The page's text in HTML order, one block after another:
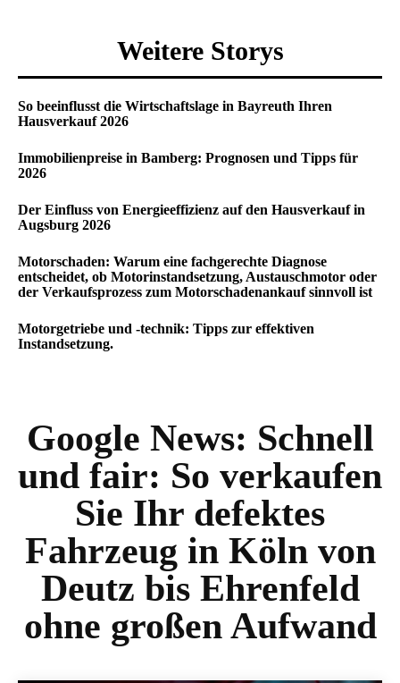
Weitere Storys
So beeinflusst die Wirtschaftslage in Bayreuth Ihren
Hausverkauf 2026
Immobilienpreise in Bamberg: Prognosen und Tipps für
2026
Der Einfluss von Energieeffizienz auf den Hausverkauf in
Augsburg 2026
Motorschaden: Warum eine fachgerechte Diagnose
entscheidet, ob Motorinstandsetzung, Austauschmotor oder
der Verkaufsprozess zum Motorschadenankauf sinnvoll ist
Motorgetriebe und -technik: Tipps zur effektiven
Instandsetzung.
Google News: Schnell
und fair: So verkaufen
Sie Ihr defektes
Fahrzeug in Köln von
Deutz bis Ehrenfeld
ohne großen Aufwand